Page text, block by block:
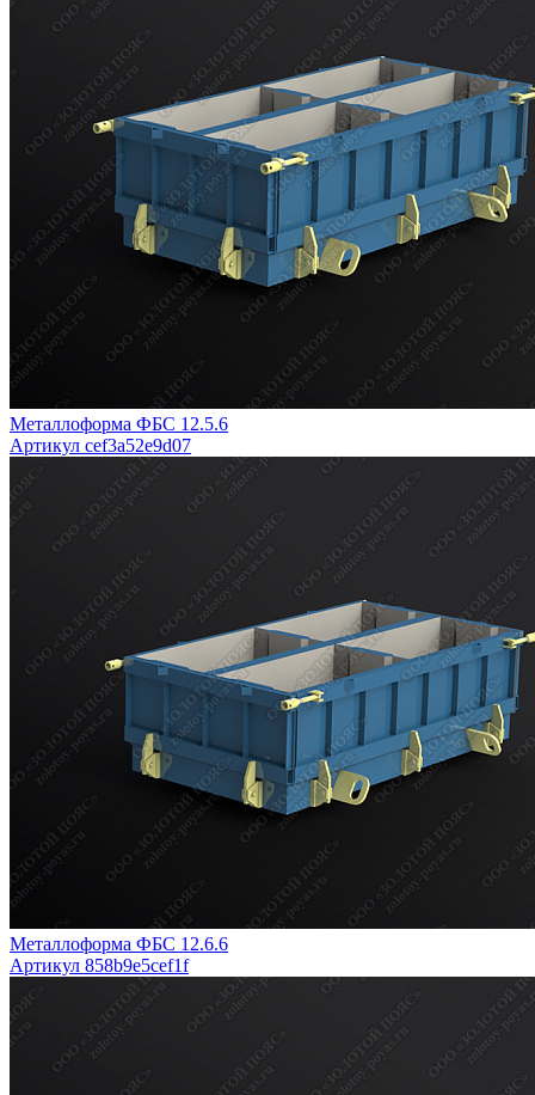
Металлоформа ФБС 12.5.6
Артикул cef3a52e9d07
Металлоформа ФБС 12.6.6
Артикул 858b9e5cef1f